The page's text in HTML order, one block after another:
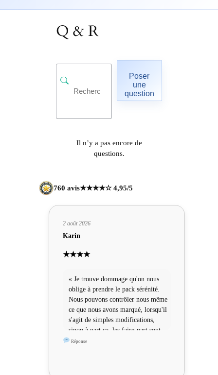
Q & R
Poser
une
question
Il n’y a pas encore de
questions.
760 avis★★★★☆ 4,95/5
2 août 2026
Karin
★★★★
« Je trouve dommage qu'on nous
oblige à prendre le pack sérénité.
Nous pouvons contrôler nous même
ce que nous avons marqué, lorsqu'il
s'agit de simples modifications,
sinon à part ça, les faire-part sont
sympas »
Réponse